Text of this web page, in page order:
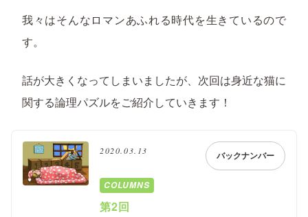
我々はそんなロマンあふれる時代を生きているので
す。
話が大きくなってしまいましたが、次回は身近な猫に
関する論理パズルをご紹介していきます！
2020.03.13 バックナンバー
COLUMNS
第2回